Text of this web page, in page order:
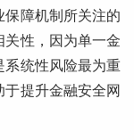
保障机制所关注的
关性，因为单一金
系统性风险最为重
提升金融安全网